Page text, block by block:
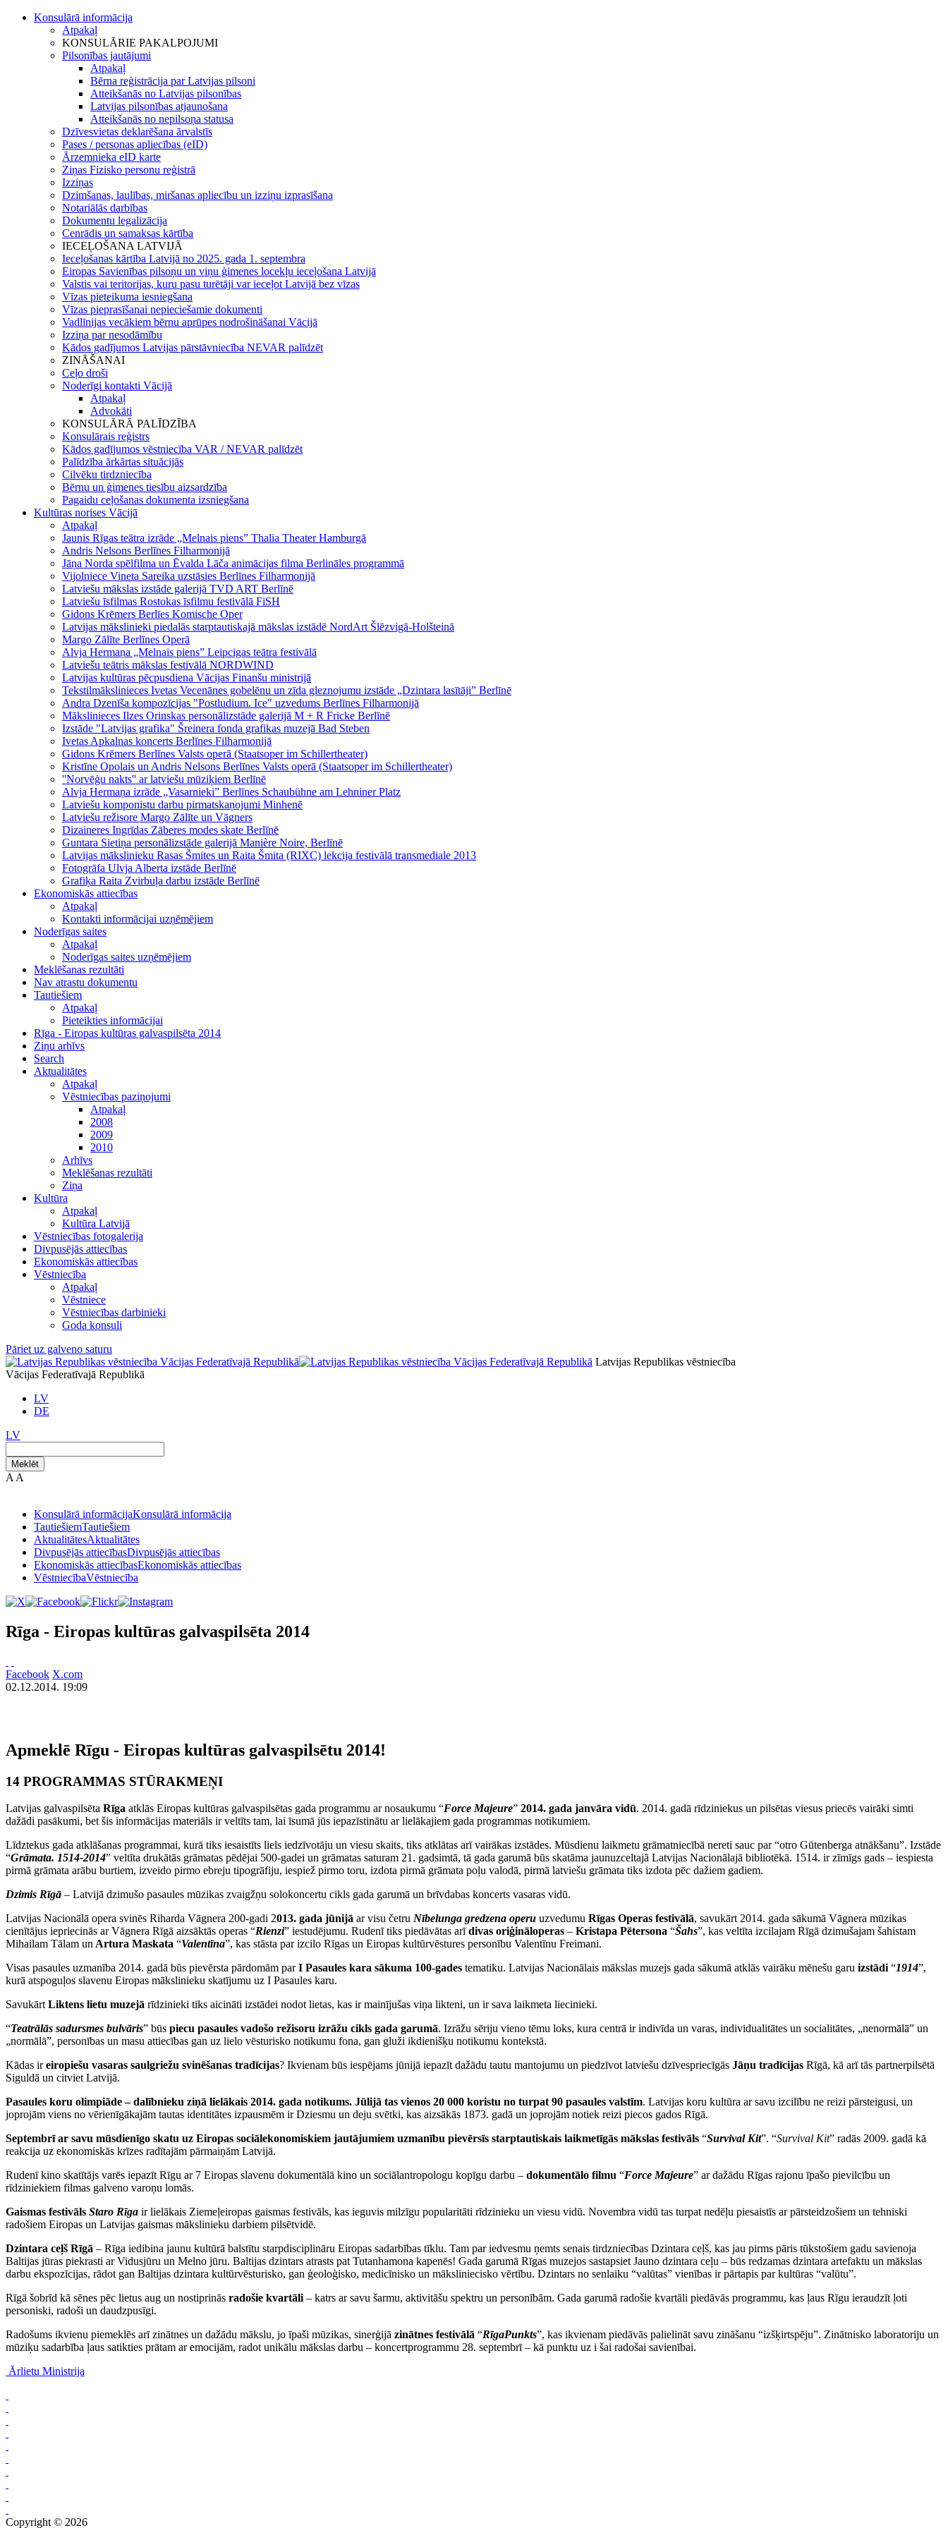
Konsulārā informācija
Atpakaļ
KONSULĀRIE PAKALPOJUMI
Pilsonības jautājumi
Atpakaļ
Bērna reģistrācija par Latvijas pilsoni
Atteikšanās no Latvijas pilsonības
Latvijas pilsonības atjaunošana
Atteikšanās no nepilsoņa statusa
Dzīvesvietas deklarēšana ārvalstīs
Pases / personas apliecības (eID)
Ārzemnieka eID karte
Ziņas Fizisko personu reģistrā
Izziņas
Dzimšanas, laulības, miršanas apliecību un izziņu izprasīšana
Notariālās darbības
Dokumentu legalizācija
Cenrādis un samaksas kārtība
IECEĻOŠANA LATVIJĀ
Ieceļošanas kārtība Latvijā no 2025. gada 1. septembra
Eiropas Savienības pilsoņu un viņu ģimenes locekļu ieceļošana Latvijā
Valstis vai teritorijas, kuru pasu turētāji var ieceļot Latvijā bez vīzas
Vīzas pieteikuma iesniegšana
Vīzas pieprasīšanai nepieciešamie dokumenti
Vadlīnijas vecākiem bērnu aprūpes nodrošināšanai Vācijā
Izziņa par nesodāmību
Kādos gadījumos Latvijas pārstāvniecība NEVAR palīdzēt
ZINĀŠANAI
Ceļo droši
Noderīgi kontakti Vācijā
Atpakaļ
Advokāti
KONSULĀRĀ PALĪDZĪBA
Konsulārais reģistrs
Kādos gadījumos vēstniecība VAR / NEVAR palīdzēt
Palīdzība ārkārtas situācijās
Cilvēku tirdzniecība
Bērnu un ģimenes tiesību aizsardzība
Pagaidu ceļošanas dokumenta izsniegšana
Kultūras norises Vācijā
Atpakaļ
Jaunis Rīgas teātra izrāde „Melnais piens” Thalia Theater Hamburgā
Andris Nelsons Berlīnes Filharmonijā
Jāņa Norda spēlfilma un Ēvalda Lāča animācijas filma Berlināles programmā
Vijolniece Vineta Sareika uzstāsies Berlīnes Filharmonijā
Latviešu mākslas izstāde galerijā TVD ART Berlīnē
Latviešu īsfilmas Rostokas īsfilmu festivālā FiSH
Gidons Krēmers Berlīes Komische Oper
Latvijas mākslinieki piedalās starptautiskajā mākslas izstādē NordArt Šlēzvigā-Holšteinā
Margo Zālīte Berlīnes Operā
Alvja Hermaņa „Melnais piens” Leipcigas teātra festivālā
Latviešu teātris mākslas festivālā NORDWIND
Latvijas kultūras pēcpusdiena Vācijas Finanšu ministrijā
Tekstilmākslinieces Ivetas Vecenānes gobelēnu un zīda gleznojumu izstāde „Dzintara lasītāji” Berlīnē
Andra Dzenīša kompozīcijas "Postludium. Ice" uzvedums Berlīnes Filharmonijā
Mākslinieces Ilzes Orinskas personālizstāde galerijā M + R Fricke Berlīnē
Izstāde "Latvijas grafika" Šreinera fonda grafikas muzejā Bad Steben
Ivetas Apkalnas koncerts Berlīnes Filharmonijā
Gidons Krēmers Berlīnes Valsts operā (Staatsoper im Schillertheater)
Kristīne Opolais un Andris Nelsons Berlīnes Valsts operā (Staatsoper im Schillertheater)
''Norvēģu nakts'' ar latviešu mūziķiem Berlīnē
Alvja Hermaņa izrāde „Vasarnieki” Berlīnes Schaubühne am Lehniner Platz
Latviešu komponistu darbu pirmatskaņojumi Minhenē
Latviešu režisore Margo Zālīte un Vāgners
Dizaineres Ingrīdas Zāberes modes skate Berlīnē
Guntara Sietiņa personālizstāde galerijā Manière Noire, Berlīnē
Latvijas mākslinieku Rasas Šmites un Raita Šmita (RIXC) lekcija festivālā transmediale 2013
Fotogrāfa Ulvja Alberta izstāde Berlīnē
Grafiķa Raita Zvirbuļa darbu izstāde Berlīnē
Ekonomiskās attiecības
Atpakaļ
Kontakti informācijai uzņēmējiem
Noderīgas saites
Atpakaļ
Noderīgas saites uzņēmējiem
Meklēšanas rezultāti
Nav atrastu dokumentu
Tautiešiem
Atpakaļ
Pieteikties informācijai
Rīga - Eiropas kultūras galvaspilsēta 2014
Ziņu arhīvs
Search
Aktualitātes
Atpakaļ
Vēstniecības paziņojumi
Atpakaļ
2008
2009
2010
Arhīvs
Meklēšanas rezultāti
Ziņa
Kultūra
Atpakaļ
Kultūra Latvijā
Vēstniecības fotogalerija
Divpusējās attiecības
Ekonomiskās attiecības
Vēstniecība
Atpakaļ
Vēstniece
Vēstniecības darbinieki
Goda konsuli
Pāriet uz galveno saturu
Latvijas Republikas vēstniecība
Vācijas Federatīvajā Republikā
LV
DE
LV
Meklēt
A A
Konsulārā informācijaKonsulārā informācija
TautiešiemTautiešiem
AktualitātesAktualitātes
Divpusējās attiecībasDivpusējās attiecības
Ekonomiskās attiecībasEkonomiskās attiecības
VēstniecībaVēstniecība
Rīga - Eiropas kultūras galvaspilsēta 2014
Facebook X.com
02.12.2014. 19:09
Apmeklē Rīgu - Eiropas kultūras galvaspilsētu 2014!
14 PROGRAMMAS STŪRAKMEŅI
Latvijas galvaspilsēta Rīga atklās Eiropas kultūras galvaspilsētas gada programmu ar nosaukumu “Force Majeure” 2014. gada janvāra vidū. 2014. gadā rīdziniekus un pilsētas viesus priecēs vairāki simti
dažādi pasākumi, bet šis informācijas materiāls ir veltīts tam, lai īsumā jūs iepazīstinātu ar lielākajiem gada programmas notikumiem.
Līdztekus gada atklāšanas programmai, kurā tiks iesaistīts liels iedzīvotāju un viesu skaits, tiks atklātas arī vairākas izstādes. Mūsdienu laikmetu grāmatniecībā nereti sauc par “otro Gūtenberga atnākšanu”. Izstāde
“Grāmata. 1514-2014” veltīta drukātās grāmatas pēdējai 500-gadei un grāmatas saturam 21. gadsimtā, tā gada garumā būs skatāma jaunuzceltajā Latvijas Nacionālajā bibliotēkā. 1514. ir zīmīgs gads – iespiesta
pirmā grāmata arābu burtiem, izveido pirmo ebreju tipogrāfiju, iespiež pirmo toru, izdota pirmā grāmata poļu valodā, pirmā latviešu grāmata tiks izdota pēc dažiem gadiem.
Dzimis Rīgā – Latvijā dzimušo pasaules mūzikas zvaigžņu solokoncertu cikls gada garumā un brīvdabas koncerts vasaras vidū.
Latvijas Nacionālā opera svinēs Riharda Vāgnera 200-gadi 2013. gada jūnijā ar visu četru Nībelunga gredzena operu uzvedumu Rīgas Operas festivālā, savukārt 2014. gada sākumā Vāgnera mūzikas
cienītājus iepriecinās ar Vāgnera Rīgā aizsāktās operas “Rienzi” iestudējumu. Rudenī tiks piedāvātas arīdivas oriģināloperas – Kristapa Pētersona “Šahs”, kas veltīta izcilajam Rīgā dzimušajam šahistam
Mihailam Tālam un Artura Maskata “Valentīna”, kas stāsta par izcilo Rīgas un Eiropas kultūrvēstures personību Valentīnu Freimani.
Visas pasaules uzmanība 2014. gadā būs pievērsta pārdomām parI Pasaules kara sākuma 100-gades tematiku. Latvijas Nacionālais mākslas muzejs gada sākumā atklās vairāku mēnešu garu izstādi “1914”,
kurā atspoguļos slavenu Eiropas mākslinieku skatījumu uz I Pasaules karu.
Savukārt Liktens lietu muzejā rīdzinieki tiks aicināti izstādei nodot lietas, kas ir mainījušas viņa likteni, un ir sava laikmeta liecinieki.
“Teatrālās sadursmes bulvāris” būs piecu pasaules vadošo režisoru izrāžu cikls gada garumā. Izrāžu sēriju vieno tēmu loks, kura centrā ir indivīda un varas, individualitātes un socialitātes, „nenormālā” un
„normālā”, personības un masu attiecības gan uz lielo vēsturisko notikumu fona, gan gluži ikdienišķu notikumu kontekstā.
Kādas ireiropiešu vasaras saulgriežu svinēšanas tradīcijas? Ikvienam būs iespējams jūnijā iepazīt dažādu tautu mantojumu un piedzīvot latviešu dzīvespriecīgās Jāņu tradīcijas Rīgā, kā arī tās partnerpilsētā
Siguldā un citviet Latvijā.
Pasaules koru olimpiāde – dalībnieku ziņā lielākais 2014. gada notikums. Jūlijā tas vienos 20 000 koristu no turpat 90 pasaules valstīm. Latvijas koru kultūra ar savu izcilību ne reizi pārsteigusi, un
joprojām viens no vērienīgākajām tautas identitātes izpausmēm ir Dziesmu un deju svētki, kas aizsākās 1873. gadā un joprojām notiek reizi piecos gados Rīgā.
Septembrī ar savu mūsdienīgo skatu uz Eiropas sociālekonomiskiem jautājumiem uzmanību pievērsīs starptautiskais laikmetīgās mākslas festivāls “Survival Kit”. “Survival Kit” radās 2009. gadā kā
reakcija uz ekonomiskās krīzes radītajām pārmaiņām Latvijā.
Rudenī kino skatītājs varēs iepazīt Rīgu ar 7 Eiropas slavenu dokumentālā kino un sociālantropologu kopīgu darbu – dokumentālo filmu “Force Majeure” ar dažādu Rīgas rajonu īpašo pievilcību un
rīdziniekiem filmas galveno varoņu lomās.
Gaismas festivāls Staro Rīga ir lielākais Ziemeļeiropas gaismas festivāls, kas ieguvis milzīgu popularitāti rīdzinieku un viesu vidū. Novembra vidū tas turpat nedēļu piesaistīs ar pārsteidzošiem un tehniski
radošiem Eiropas un Latvijas gaismas mākslinieku darbiem pilsētvidē.
Dzintara ceļš Rīgā – Rīga iedibina jaunu kultūrā balstītu starpdisciplināru Eiropas sadarbības tīklu. Tam par iedvesmu ņemts senais tirdzniecības Dzintara ceļš, kas jau pirms pāris tūkstošiem gadu savienoja
Baltijas jūras piekrasti ar Vidusjūru un Melno jūru. Baltijas dzintars atrasts pat Tutanhamona kapenēs! Gada garumā Rīgas muzejos sastapsiet Jauno dzintara ceļu – būs redzamas dzintara artefaktu un mākslas
darbu ekspozīcijas, rādot gan Baltijas dzintara kultūrvēsturisko, gan ģeoloģisko, medicīnisko un māksliniecisko vērtību. Dzintars no senlaiku “valūtas” vienības ir pārtapis par kultūras “valūtu”.
Rīgā šobrīd kā sēnes pēc lietus aug un nostiprinās radošie kvartāli – katrs ar savu šarmu, aktivitāšu spektru un personībām. Gada garumā radošie kvartāli piedāvās programmu, kas ļaus Rīgu ieraudzīt ļoti
personiski, radoši un daudzpusīgi.
Radošums ikvienu piemeklēs arī zinātnes un dažādu mākslu, jo īpaši mūzikas, sinerģijā zinātnes festivālā “RīgaPunkts”, kas ikvienam piedāvās palielināt savu zināšanu “izšķirtspēju”. Zinātnisko laboratoriju un
mūziķu sadarbība ļaus satikties prātam ar emocijām, radot unikālu mākslas darbu – koncertprogrammu 28. septembrī – kā punktu uz i šai radošai savienībai.
Ārlietu Ministrija
Copyright © 2026